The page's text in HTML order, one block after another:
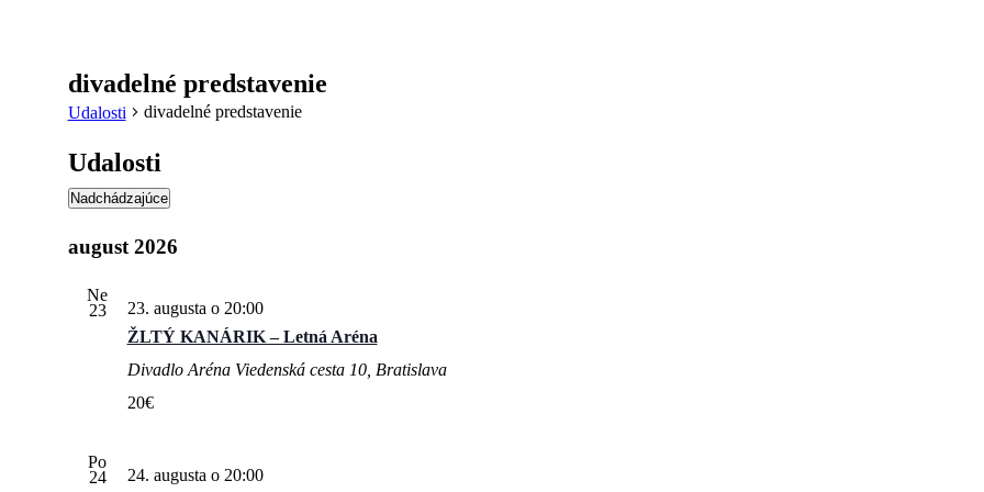
divadelné predstavenie
Udalosti divadelné predstavenie
Udalosti
Nadchádzajúce
august 2026
Ne
23
ŽLTÝ KANÁRIK – Letná Aréna
23. augusta o 20:00
Divadlo Aréna Viedenská cesta 10, Bratislava
20€
Po
24
24. augusta o 20:00